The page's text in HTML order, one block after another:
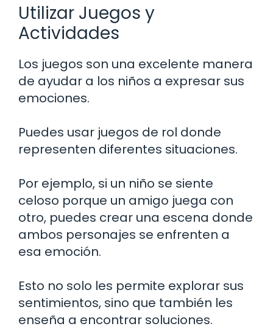
Utilizar Juegos y
Actividades
Los juegos son una excelente manera
de ayudar a los niños a expresar sus
emociones.
Puedes usar juegos de rol donde
representen diferentes situaciones.
Por ejemplo, si un niño se siente
celoso porque un amigo juega con
otro, puedes crear una escena donde
ambos personajes se enfrenten a
esa emoción.
Esto no solo les permite explorar sus
sentimientos, sino que también les
enseña a encontrar soluciones.